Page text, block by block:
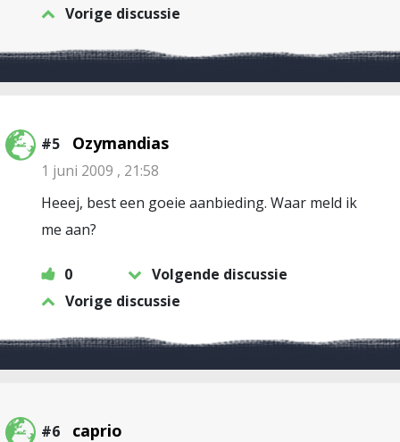
Vorige discussie
#5 Ozymandias
1 juni 2009 , 21:58
Heeej, best een goeie aanbieding. Waar meld ik
me aan?
0
Volgende discussie
Vorige discussie
#6 caprio